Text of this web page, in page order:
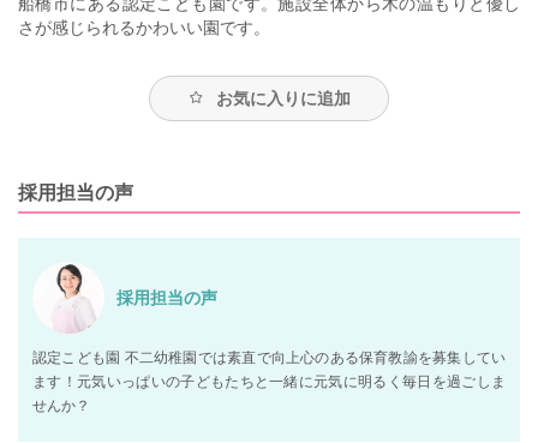
さが感じられるかわいい園です。
お気に入りに追加
採用担当の声
採用担当の声
認定こども園 不二幼稚園では素直で向上心のある保育教諭を募集してい
ます！元気いっぱいの子どもたちと一緒に元気に明るく毎日を過ごしま
せんか？